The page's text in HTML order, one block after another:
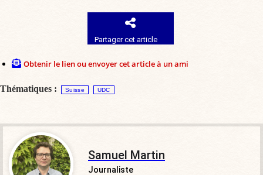
Partager cet article
Obtenir le lien ou envoyer cet article à un ami
Thématiques : Suisse UDC
Samuel Martin
Journaliste